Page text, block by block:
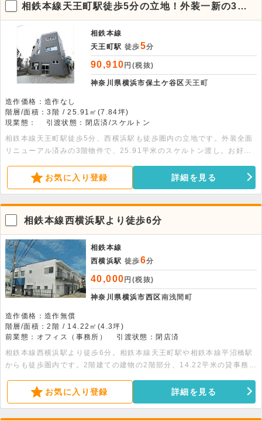
相鉄本線天王町駅徒歩5分の立地！外装一新の3階
店舗物件。カラオケ不可
相鉄本線
天王町駅 徒歩5分
90,910 円(税抜)
神奈川県横浜市保土ケ谷区 天王町
造作価格：造作なし
階層/面積：3階 / 25.91㎡(7.84坪)
現業態：
引渡状態：閉店済/スケルトン
相鉄本線天王町駅徒歩5分、西横浜駅も徒歩圏内の立地です。外装全面
リニューアル済みの3階物件で、25.91平米のスケルトン渡し。お好み
お気に入り登録 詳細を見る
相鉄本線西横浜駅より徒歩6分
相鉄本線
西横浜駅 徒歩6分
40,000 円(税抜)
神奈川県横浜市西区南浅間町
造作価格：造作無償
階層/面積：2階 / 14.22㎡(4.3坪)
前業態：オフィス（事務所）
引渡状態：閉店済
相鉄本線西横浜駅より徒歩6分。相鉄本線天王町駅や相鉄本線平沼橋駅
からも徒歩圏内です。2階建ての建物の2階部分、14.22平米の貸事務所
お気に入り登録 詳細を見る